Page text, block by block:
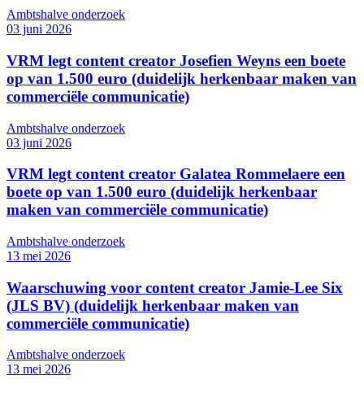
Ambtshalve onderzoek
03 juni 2026
VRM legt content creator Josefien Weyns een boete
op van 1.500 euro (duidelijk herkenbaar maken van
commerciële communicatie)
Ambtshalve onderzoek
03 juni 2026
VRM legt content creator Galatea Rommelaere een
boete op van 1.500 euro (duidelijk herkenbaar
maken van commerciële communicatie)
Ambtshalve onderzoek
13 mei 2026
Waarschuwing voor content creator Jamie-Lee Six
(JLS BV) (duidelijk herkenbaar maken van
commerciële communicatie)
Ambtshalve onderzoek
13 mei 2026